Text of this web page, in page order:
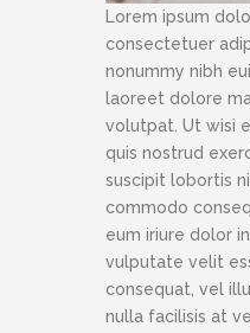
Lorem ipsum
consectetuer
nonummy nibh
laoreet dolore
volutpat. Ut wisi
quis nostrud
suscipit lobortis
commodo
eum iriure dolor
vulputate velit
consequat, vel
nulla facilisis at